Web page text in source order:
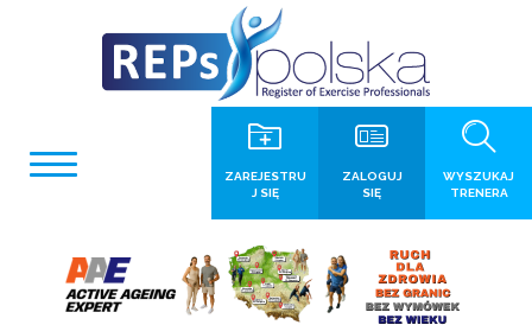
WYSZUKAJ
TRENERA
ZALOGUJ
SIĘ
ZAREJESTRU
J SIĘ